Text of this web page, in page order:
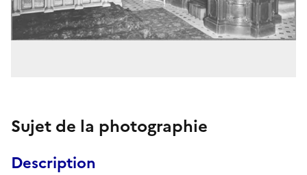
Sujet de la photographie
Description